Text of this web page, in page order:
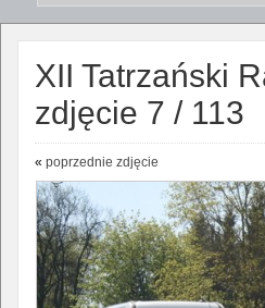
XII Tatrzański
zdjęcie 7 / 113
« poprzednie zdjęcie